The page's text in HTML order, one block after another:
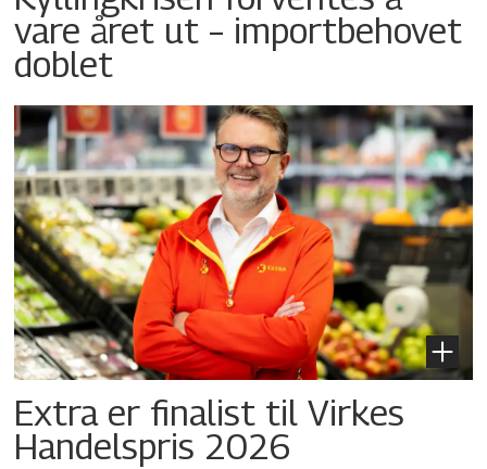
vare året ut – importbehovet
doblet
Extra er finalist til Virkes
Handelspris 2026